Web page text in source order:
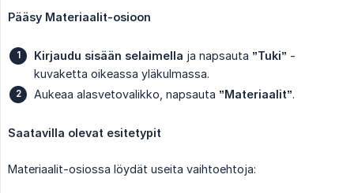
Pääsy Materiaalit-osioon
Kirjaudu sisään selaimella ja napsauta ”Tuki” -
kuvaketta oikeassa yläkulmassa.
Aukeaa alasvetovalikko, napsauta ”Materiaalit”.
Saatavilla olevat esitetypit
Materiaalit-osiossa löydät useita vaihtoehtoja: